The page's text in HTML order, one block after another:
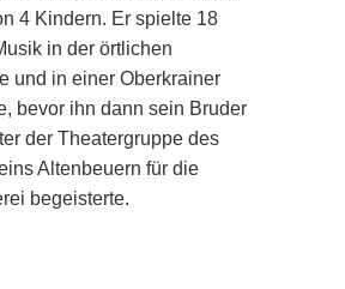
4 Kindern. Er spielte 18
in der örtlichen
und in einer Oberkrainer
bevor ihn dann sein Bruder
der Theatergruppe des
Altenbeuern für die
begeisterte.